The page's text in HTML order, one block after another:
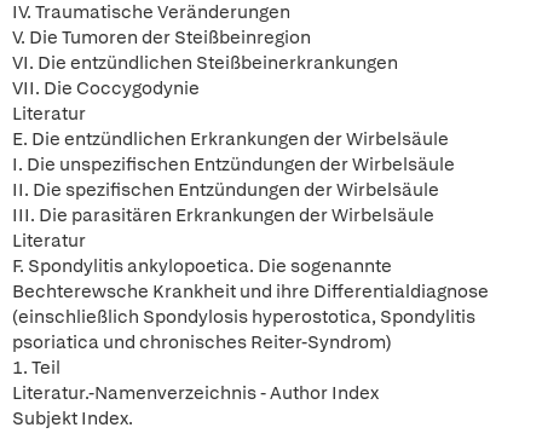
IV. Traumatische Veränderungen
V. Die Tumoren der Steißbeinregion
VI. Die entzündlichen Steißbeinerkrankungen
VII. Die Coccygodynie
Literatur
E. Die entzündlichen Erkrankungen der Wirbelsäule
I. Die unspezifischen Entzündungen der Wirbelsäule
II. Die spezifischen Entzündungen der Wirbelsäule
III. Die parasitären Erkrankungen der Wirbelsäule
Literatur
F. Spondylitis ankylopoetica. Die sogenannte
Bechterewsche Krankheit und ihre Differentialdiagnose
(einschließlich Spondylosis hyperostotica, Spondylitis
psoriatica und chronisches Reiter-Syndrom)
1. Teil
Literatur.-Namenverzeichnis - Author Index
Subjekt Index.